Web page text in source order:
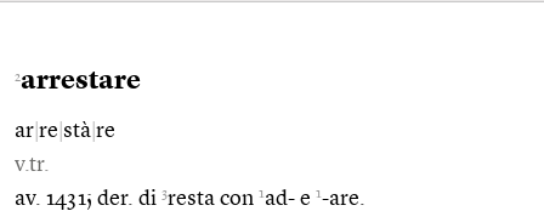
2arrestare
ar re stà re
v.tr.
av. 1431; der. di 3resta con 1ad- e 1-are.